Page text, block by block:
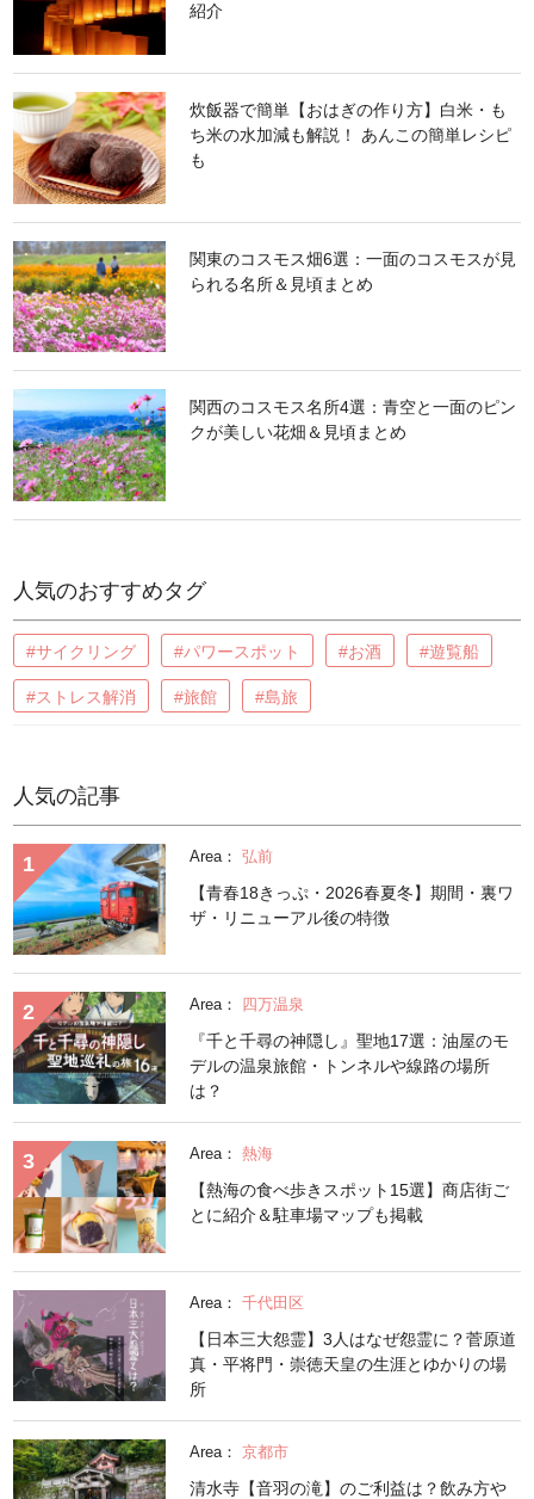
紹介
炊飯器で簡単【おはぎの作り方】白米・も
ち米の水加減も解説！ あんこの簡単レシピ
も
関東のコスモス畑6選：一面のコスモスが見
られる名所＆見頃まとめ
関西のコスモス名所4選：青空と一面のピン
クが美しい花畑＆見頃まとめ
人気のおすすめタグ
#サイクリング #パワースポット #お酒 #遊覧船
#ストレス解消 #旅館 #島旅
人気の記事
Area： 弘前
【青春18きっぷ・2026春夏冬】期間・裏ワ
ザ・リニューアル後の特徴
Area： 四万温泉
『千と千尋の神隠し』聖地17選：油屋のモ
デルの温泉旅館・トンネルや線路の場所
は？
Area： 熱海
【熱海の食べ歩きスポット15選】商店街ご
とに紹介＆駐車場マップも掲載
Area： 千代田区
【日本三大怨霊】3人はなぜ怨霊に？菅原道
真・平将門・崇徳天皇の生涯とゆかりの場
所
Area： 京都市
清水寺【音羽の滝】のご利益は？飲み方や